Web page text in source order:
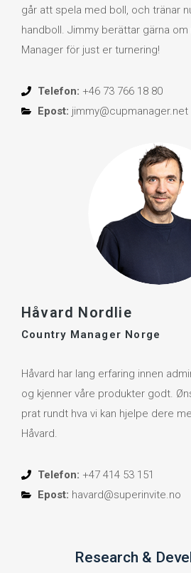
går att spela med boll, och tränar
handboll. Jimmy berättar gärna
Manager för just er turnering!
Telefon: +46 73 766 18 80
Epost: jimmy@cupmanager.net
Håvard Nordlie
Country Manager Norge
Håvard har lang erfaring innen
og kjenner våre produkter godt.
prat rundt hva vi kan hjelpe dere
Håvard.
Telefon: +47 414 53 151
Epost: havard@superinvite.no
Research &